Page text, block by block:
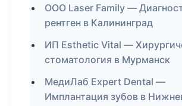
ООО Laser Family —
рентген в Калининград
ИП Esthetic Vital —
стоматология в Мурманск
МедиЛаб Expert Dental —
Имплантация зубов в